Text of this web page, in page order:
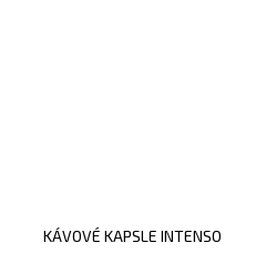
KÁVOVÉ KAPSLE INTENSO